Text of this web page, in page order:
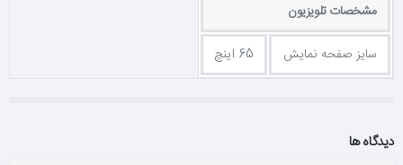
پایه Soundbar
تلویزیون OLED ال‌جی خود را بر روی پایه‌ای فوق‌العاده زیبا نگاه می‌دارد؛
جلو پخش می‌کند. از صدای واضح و عمیق در تمامی صحنه‌ها لذت ببرید.
مشخصات تلویزیون
سایز صفحه نمایش
65 اینچ
دیدگاه ها